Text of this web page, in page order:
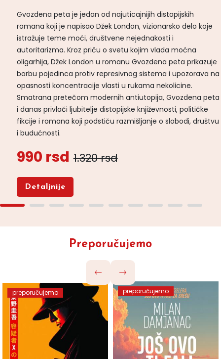
Gvozdena peta je jedan od najuticajnijih distopijskih
romana koji je napisao Džek London, vizionarsko delo koje
istražuje teme moći, društvene nejednakosti i
autoritarizma. Kroz priču o svetu kojim vlada moćna
oligarhija, Džek London u romanu Gvozdena peta prikazuje
borbu pojedinca protiv represivnog sistema i upozorava na
opasnosti koncentracije vlasti u rukama nekolicine.
Smatrana pretečom modernih antiutopija, Gvozdena peta
i danas privlači ljubitelje distopijske književnosti, političke
fikcije i romana koji podstiču razmišljanje o slobodi, društvu
i budućnosti.
990 rsd 1.320 rsd
Detaljnije
Preporučujemo
preporučujemo preporučujemo